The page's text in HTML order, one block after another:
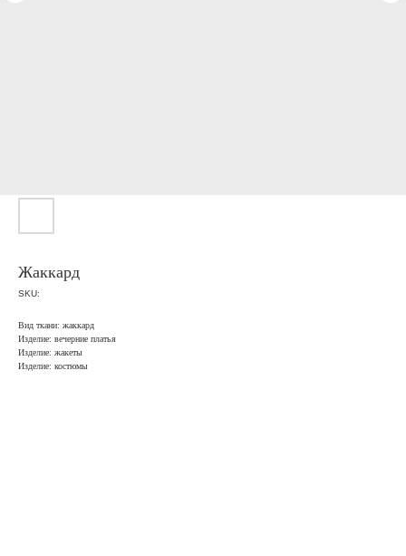
Жаккард
SKU:
Вид ткани: жаккард
Изделие: вечерние платья
Изделие: жакеты
Изделие: костюмы